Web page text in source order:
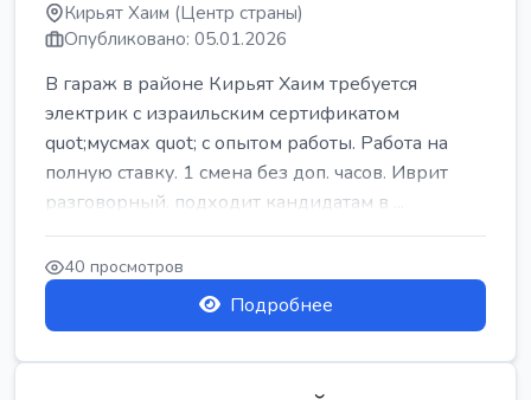
Кирьят Хаим (Центр страны)
Опубликовано: 05.01.2026
В гараж в районе Кирьят Хаим требуется
электрик с израильским сертификатом
quot;мусмах quot; с опытом работы. Работа на
полную ставку. 1 смена без доп. часов. Иврит
разговорный. подходит кандидатам в ...
40 просмотров
Подробнее